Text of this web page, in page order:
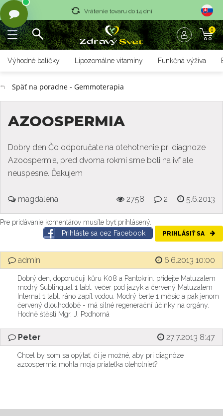
Vrátenie tovaru do 14 dní
Rýchle dodanie <36 hod 0
Výhodné balíčky Lipozomálne vitamíny Funkčná výživa
Späť na poradne - Gemmoterapia
AZOOSPERMIA
Dobry den Čo odporučate na otehotnenie pri diagnoze
Azoospermia, pred dvoma rokmi sme boli na ivf ale
neuspesne. Ďakujem
magdalena 2758 2 5.6.2013
Pre pridávanie komentárov musíte byť prihlásený.
Prihláste sa cez Facebook
PRIHLÁSIŤ SA
admin 6.6.2013 10:00
Dobrý den, doporučuji kůru K08 a Pantokrin. přidejte Matuzalem
modrý Sublinqual 1 tabl. večer pod jazyk a červený Matuzalem
Internal 1 tabl. ráno zapít vodou. Modrý berte 1 měsíc a pak jenom
červený dlouhodobě - má silné regenerační účinky na orgány.
Hodně štěstí Mgr. J. Podhorná
Peter 27.7.2013 8:47
Chcel by som sa opýtať, či je možné, aby pri diagnóze
azoospermia mohla moja priateľka otehotnieť?